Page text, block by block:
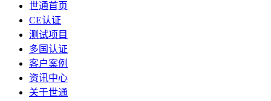
世通首页
CE认证
测试项目
多国认证
客户案例
资讯中心
关于世通